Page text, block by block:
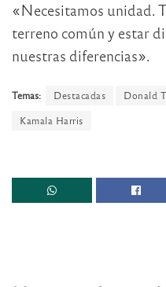
«Necesitamos unidad.
terreno común y estar
nuestras diferencias».
Temas: Destacadas Donald
Kamala Harris